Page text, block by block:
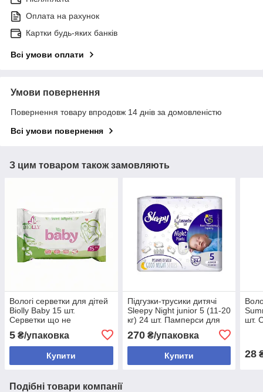
Оплата на рахунок
Картки будь-яких банків
Всі умови оплати
Умови повернення
Повернення товару впродовж 14 днів за домовленістю
Всі умови повернення
З цим товаром також замовляють
Вологі серветки для дітей
Biolly Baby 15 шт.
Серветки що не
5 ₴/упаковка
Купити
Підгузки-трусики дитячі
Sleepy Night junior 5 (11-20
кг) 24 шт. Памперси для
270₴/упаковка
Купити
шт.
28
Подібні товари компанії